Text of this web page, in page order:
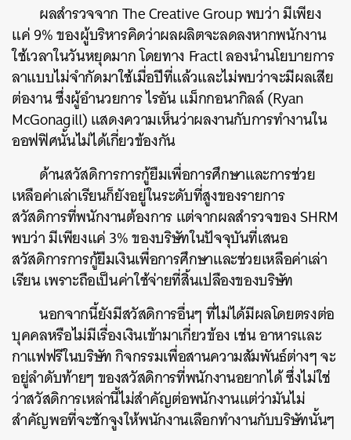
ผลสำรวจจาก The Creative Group พบว่า มีเพียง
แค่ 9% ของผู้บริหารคิดว่าผลผลิตจะลดลงหากพนักงาน
ใช้เวลาในวันหยุดมาก โดยทาง Fractl ลองนำนโยบายการ
ลาแบบไม่จำกัดมาใช้เมื่อปีที่แล้วและไม่พบว่าจะมีผลเสีย
ต่องาน ซึ่งผู้อำนวยการ ไรอัน แม็กกอนากิลล์ (Ryan
McGonagill) แสดงความเห็นว่าผลงานกับการทำงานใน
ออฟฟิศนั้นไม่ได้เกี่ยวข้องกัน
ด้านสวัสดิการการกู้ยืมเพื่อการศึกษาและการช่วย
เหลือค่าเล่าเรียนก็ยังอยู่ในระดับที่สูงของรายการ
สวัสดิการที่พนักงานต้องการ แต่จากผลสำรวจของ SHRM
พบว่า มีเพียงแค่ 3% ของบริษัทในปัจจุบันที่เสนอ
สวัสดิการการกู้ยืมเงินเพื่อการศึกษาและช่วยเหลือค่าเล่า
เรียน เพราะถือเป็นค่าใช้จ่ายที่สิ้นเปลืองของบริษัท
นอกจากนี้ยังมีสวัสดิการอื่นๆ ที่ไม่ได้มีผลโดยตรงต่อ
บุคคลหรือไม่มีเรื่องเงินเข้ามาเกี่ยวข้อง เช่น อาหารและ
กาแฟฟรีในบริษัท กิจกรรมเพื่อสานความสัมพันธ์ต่างๆ จะ
อยู่ลำดับท้ายๆ ของสวัสดิการที่พนักงานอยากได้ ซึ่งไม่ใช่
ว่าสวัสดิการเหล่านี้ไม่สำคัญต่อพนักงานแต่ว่ามันไม่
สำคัญพอที่จะชักจูงให้พนักงานเลือกทำงานกับบริษัทนั้นๆ